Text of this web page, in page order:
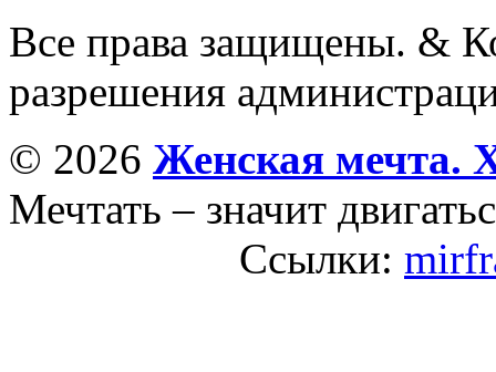
Все права защищены. &
разрешения
© 2026 Женская мечта.
Мечтать – значит
Ссылки: